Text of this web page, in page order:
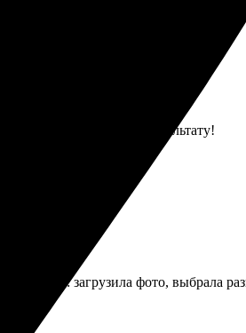
загрузка, радуюсь результату!
легко: загрузила фото, выбрала